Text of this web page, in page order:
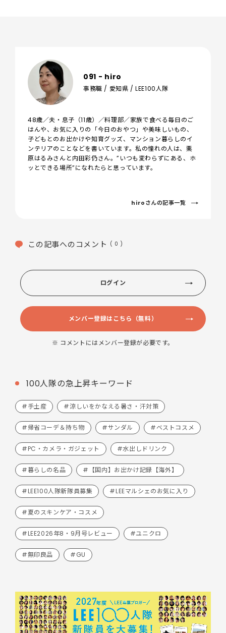
091 - hiro
事務職 / 愛知県 / LEE100人隊
48歳／夫・息子（11歳）／料理部／家族で食べる毎日のご
はんや、お気に入りの「今日のおやつ」や美味しいもの、
子どもとのお出かけや知育グッズ、マンション暮らしのイ
ンテリアのことなどを書いています。私の憧れの人は、栗
原はるみさんと内田彩仍さん。”いつも変わらずにある、ホ
ッとできる場所”になれたらと思っています。
hiroさんの記事一覧
この記事へのコメント ( 0 )
ログイン
メンバー登録はこちら（無料）
※ コメントにはメンバー登録が必要です。
100人隊の急上昇キーワード
#手土産 #涼しいをかなえる暑さ・汗対策
#帰省コーデ＆持ち物 #サンダル #ベストコスメ
#PC・カメラ・ガジェット #水出しドリンク
#暮らしの名品 #【国内】お出かけ記録【海外】
#LEE100人隊新隊員募集 #LEEマルシェのお気に入り
#夏のスキンケア・コスメ
#LEE2026年8・9月号レビュー #ユニクロ
#無印良品 #GU